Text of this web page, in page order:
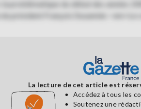
la problématique du début des années
président François Dusannier. <em>Le
La lecture de cet article est
Accédez à tous les
Soutenez une